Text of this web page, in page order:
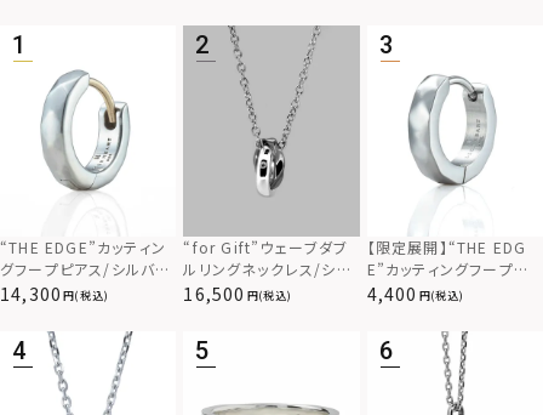
“THE EDGE”カッティン
グフープピアス/シルバー
925
14,300 (税込)
“for Gift”ウェーブダブ
ルリングネックレス/シル
バー×ブラック/シルバー
16,500 (税込)
【限定展開】“THE EDG
E”カッティングフープピ
アス/サージカルステンレ
4,400 (税込)